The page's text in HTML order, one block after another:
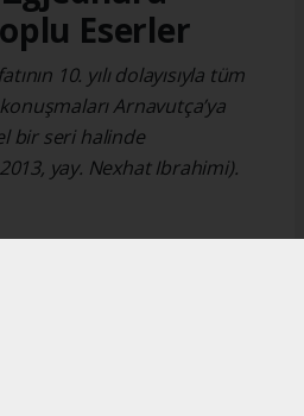
Eserler
10. yılı dolayısıyla tüm
Arnavutça’ya
bir seri halinde
yay. Nexhat Ibrahimi).